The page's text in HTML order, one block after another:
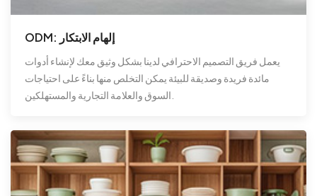
ODM: إلهام الابتكار
يعمل فريق التصميم الاحترافي لدينا بشكل وثيق معك لإنشاء أدوات
مائدة فريدة وصديقة للبيئة يمكن التخلص منها بناءً على احتياجات